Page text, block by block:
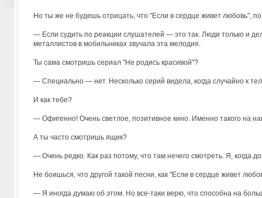
Но ты же не будешь отрицать, что "Если в сердце живет любовь",
— Если судить по реакции слушателей — это так. Люди только и
металлистов в мобильниках звучала эта мелодия.
Ты сама смотришь сериал "Не родись красивой"?
— Специально — нет. Несколько серий видела, когда случайно к
И как тебе?
— Офигенно! Очень светлое, позитивное кино. Именно такого на
А ты часто смотришь ящик?
— Очень редко. Как раз потому, что там нечего смотреть. Я, когда
Не боишься, что другой такой песни, как "Если в сердце живет
— Я иногда думаю об этом. Но все-таки верю, что способна на